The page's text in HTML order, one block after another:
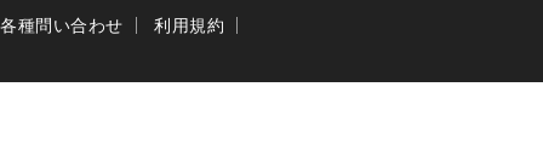
各種問い合わせ
利用規約